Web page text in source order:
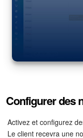
Configurer des
Activez et configurez
Le client recevra une